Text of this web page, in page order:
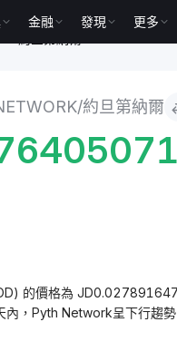
金融 發現 更多
約旦第納爾
的價格為
，Pyth Network呈下行趨